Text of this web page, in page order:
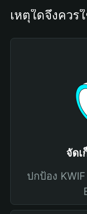
เหตุใดจึงควร
จัด
ปกป้อง